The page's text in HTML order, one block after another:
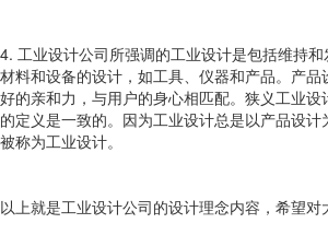
4. 工业设计公司所强调的工业设计是包括维持
材料和设备的设计，如工具、仪器和产品。产品
好的亲和力，与用户的身心相匹配。狭义工业
的定义是一致的。因为工业设计总是以产品设计
被称为工业设计。
以上就是工业设计公司的设计理念内容，希望对